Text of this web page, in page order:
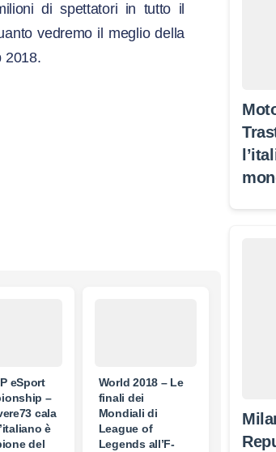
di spettatori in tutto il
vedremo il meglio della
2018.
eSport
–
cala
è
del
World 2018 – Le
finali dei
Mondiali di
League of
Legends all’F-